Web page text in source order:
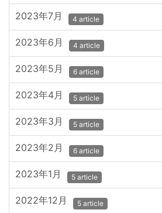
2023年7月 4 article
2023年6月 4 article
2023年5月 6 article
2023年4月 5 article
2023年3月 5 article
2023年2月 6 article
2023年1月 5 article
2022年12月 5 article